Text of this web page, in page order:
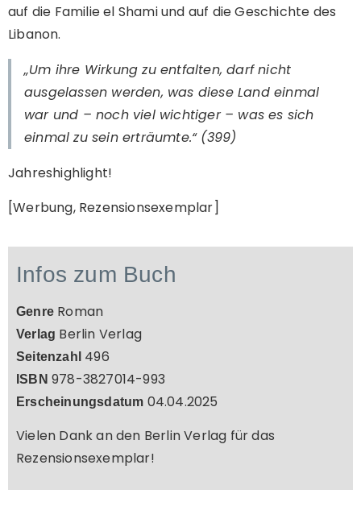
auf die Familie el Shami und auf die Geschichte des
Libanon.
„Um ihre Wirkung zu entfalten, darf nicht
ausgelassen werden, was diese Land einmal
war und – noch viel wichtiger – was es sich
einmal zu sein erträumte.“ (399)
Jahreshighlight!
[Werbung, Rezensionsexemplar]
Infos zum Buch
Genre Roman
Verlag Berlin Verlag
Seitenzahl 496
ISBN 978-3827014-993
Erscheinungsdatum 04.04.2025
Vielen Dank an den Berlin Verlag für das
Rezensionsexemplar!